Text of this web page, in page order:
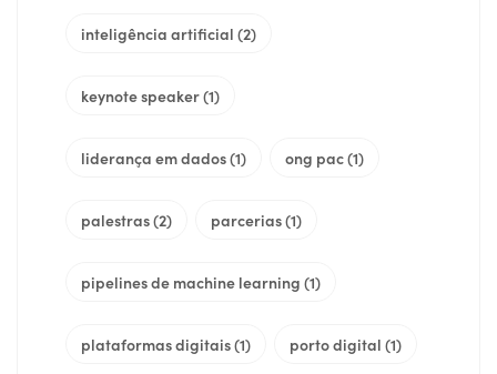
inteligência artificial (2)
keynote speaker(1)
liderança em dados(1) ong pac(1)
palestras(2) parcerias(1)
pipelines de machine learning (1)
plataformas digitais(1) porto digital (1)